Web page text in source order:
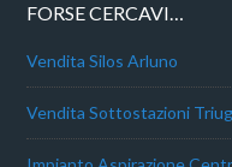
FORSE CERCAVI…
Vendita Silos Arluno
Vendita Sottostazioni